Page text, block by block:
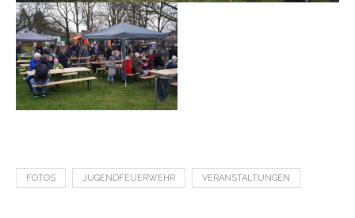
FOTOS JUGENDFEUERWEHR VERANSTALTUNGEN